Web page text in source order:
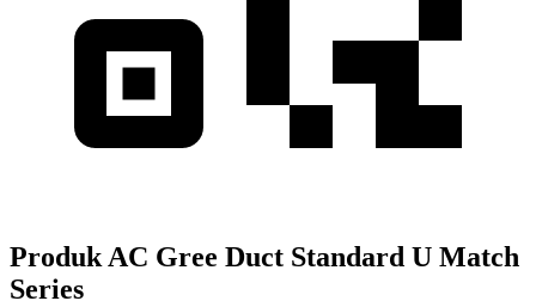
Produk AC Gree Duct Standard U Match
Series